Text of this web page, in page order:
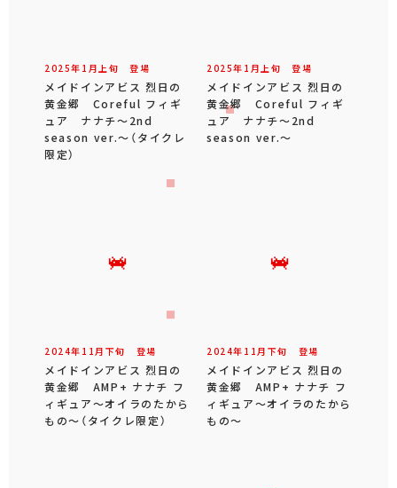
2025年 1 月 上旬 登場
メイドインアビス 烈日の
黄金郷 Coreful フィギ
ュア ナナチ～2nd
season ver.～（タイクレ
限定）
2025年 1 月 上旬 登場
メイドインアビス 烈日の
黄金郷 Coreful フィギ
ュア ナナチ～2nd
season ver.～
2024年 11 月 下旬 登場
メイドインアビス 烈日の
黄金郷 AMP+ ナナチ フ
ィギュア～オイラのたから
もの～（タイクレ限定）
2024年 11 月 下旬 登場
メイドインアビス 烈日の
黄金郷 AMP+ ナナチ フ
ィギュア～オイラのたから
もの～